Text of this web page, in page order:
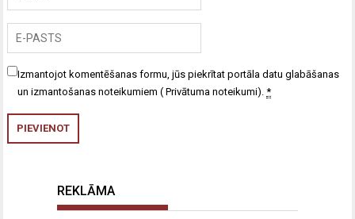
Izmantojot komentēšanas formu, jūs piekrītat portāla datu glabāšanas
un izmantošanas noteikumiem ( Privātuma noteikumi).*
REKLĀMA